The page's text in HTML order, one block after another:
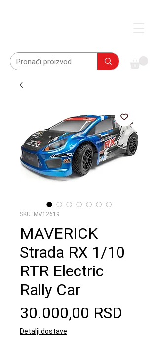
SKU: MV12619
MAVERICK
Strada RX 1/10
RTR Electric
Rally Car
30.000,00 RSD
Detalji dostave